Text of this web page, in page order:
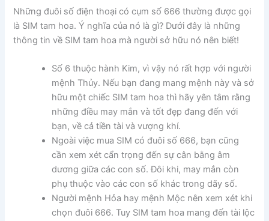
Những đuôi số điện thoại có cụm số 666 thường được gọi
là SIM tam hoa. Ý nghĩa của nó là gì? Dưới đây là những
thông tin về SIM tam hoa mà người sở hữu nó nên biết!
Số 6 thuộc hành Kim, vì vậy nó rất hợp với người
mệnh Thủy. Nếu bạn đang mang mệnh này và sở
hữu một chiếc SIM tam hoa thì hãy yên tâm rằng
những điều may mắn và tốt đẹp đang đến với
bạn, về cả tiền tài và vượng khí.
Ngoài việc mua SIM có đuôi số 666, bạn cũng
cần xem xét cẩn trọng đến sự cân bằng âm
dương giữa các con số. Đôi khi, may mắn còn
phụ thuộc vào các con số khác trong dãy số.
Người mệnh Hỏa hay mệnh Mộc nên xem xét khi
chọn đuôi 666. Tuy SIM tam hoa mang đến tài lộc